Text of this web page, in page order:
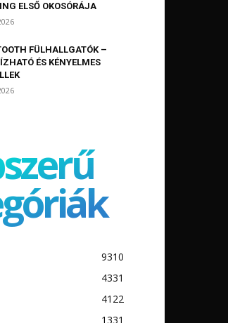
ELSŐ OKOSÓRÁJA
FÜLHALLGATÓK –
ÉS KÉNYELMES
9310
4331
4122
1331